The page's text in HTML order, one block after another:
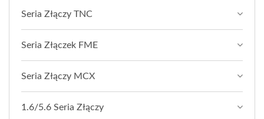
Seria Złączy TNC
Seria Złączek FME
Seria Złączy MCX
1.6/5.6 Seria Złączy